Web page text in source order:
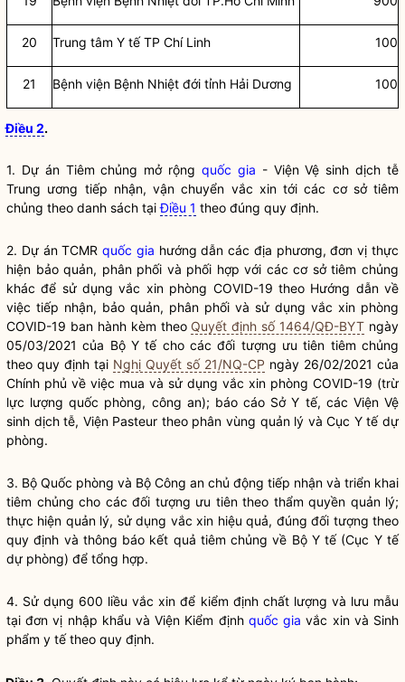
20 Trung tâm Y tế TP Chí Linh 100
21 Bệnh viện Bệnh Nhiệt đới tỉnh Hải Dương 100
Điều 2.
1. Dự án Tiêm chủng mở rộng quốc gia - Viện Vệ sinh dịch tễ
Trung ương tiếp nhận, vận chuyển vắc xin tới các cơ sở tiêm
chủng theo danh sách tạiĐiều 1 theo đúng quy định.
2. Dự án TCMRquốc gia hướng dẫn các địa phương, đơn vị thực
hiện bảo quản, phân phối và phối hợp với các cơ sở tiêm chủng
khác để sử dụng vắc xin phòng COVID-19 theo Hướng dẫn về
việc tiếp nhận, bảo quản, phân phối và sử dụng vắc xin phòng
COVID-19 ban hành kèm theo Quyết định số 1464/QĐ-BYT ngày
05/03/2021 của Bộ Y tế cho các đối tượng ưu tiên tiêm chủng
theo quy định tại Nghị Quyết số 21/NQ-CP ngày 26/02/2021 của
Chính phủ về việc mua và sử dụng vắc xin phòng COVID-19 (trừ
lực lượng quốc phòng, công an); báo cáo Sở Y tế, các Viện Vệ
sinh dịch tễ, Viện Pasteur theo phân vùng quản lý và Cục Y tế dự
phòng.
3. Bộ Quốc phòng và Bộ Công an chủ động tiếp nhận và triển khai
tiêm chủng cho các đối tượng ưu tiên theo thẩm quyền quản lý;
thực hiện quản lý, sử dụng vắc xin hiệu quả, đúng đối tượng theo
quy định và thông báo kết quả tiêm chủng về Bộ Y tế (Cục Y tế
dự phòng) để tổng hợp.
4. Sử dụng 600 liều vắc xin để kiểm định chất lượng và lưu mẫu
tại đơn vị nhập khẩu và Viện Kiểm định quốc gia vắc xin và Sinh
phẩm y tế theo quy định.